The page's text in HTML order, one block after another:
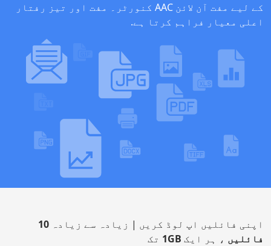
کے لیے مفت آن لائن AAC کنورٹر۔ مفت اور تیز رفتار
اعلی معیار فراہم کرتا ہے.
اپنی فائلیں اپ لوڈ کریں | زیادہ سے زیادہ 10
فائلیں ، ہر ایک 1GB تک